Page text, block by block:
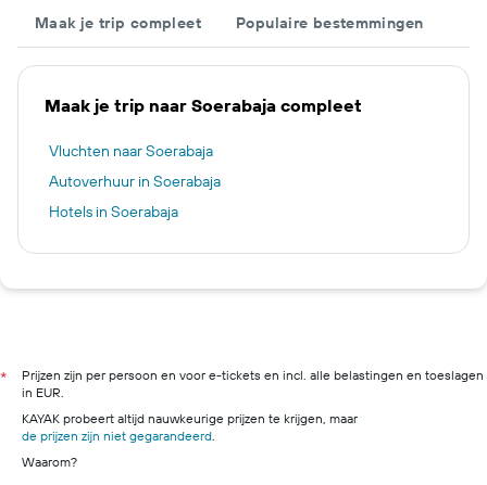
Maak je trip compleet Populaire bestemmingen
Maak je trip naar Soerabaja compleet
Vluchten naar Soerabaja
Autoverhuur in Soerabaja
Hotels in Soerabaja
*
Prijzen zijn per persoon en voor e-tickets en incl. alle belastingen en toeslagen
in EUR.
KAYAK probeert altijd nauwkeurige prijzen te krijgen, maar
de prijzen zijn niet gegarandeerd.
Waarom?